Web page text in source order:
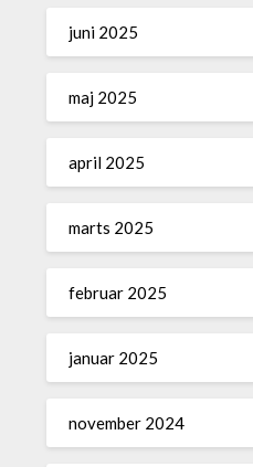
juni 2025
maj 2025
april 2025
marts 2025
februar 2025
januar 2025
november 2024